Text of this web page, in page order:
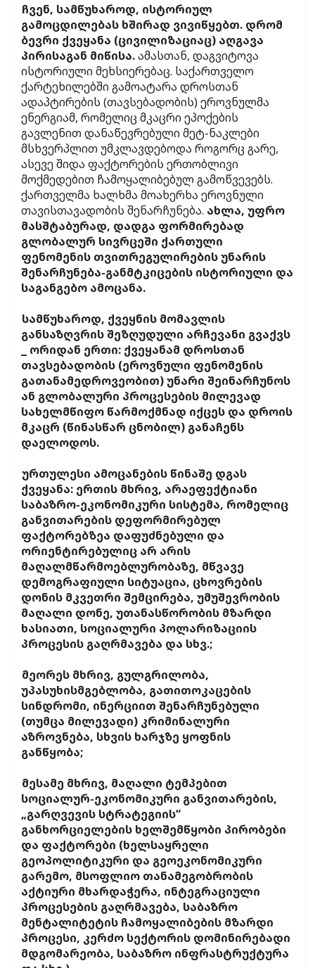
ჩვენ, სამწუხაროდ, ისტორიულ
გამოცდილებას ხშირად ვივიწყებთ. დრომ
ბევრი ქვეყანა (ცივილიზაციაც) აღგავა
პირისაგან მიწისა.ამასთან, დაგვიტოვა
ისტორიული მეხსიერებაც. საქართველო
ქარტეხილებში გამოატარა დროსთან
ადაპტირების (თავსებადობის) ეროვნულმა
ენერგიამ, რომელიც მკაცრი ეპოქების
გავლენით დანაწევრებული მეტ-ნაკლები
მსხვერპლით უმკლავდებოდა როგორც გარე,
ასევე შიდა ფაქტორების ერთობლივი
მოქმედებით ჩამოყალიბებულ გამოწვევებს.
ქართველმა ხალხმა მოახერხა ეროვნული
თავისთავადობის შენარჩუნება. ახლა, უფრო
მასშტაბურად, დადგა ფორმირებად
გლობალურ სივრცეში ქართული
ფენომენის თვითრეგულირების უნარის
შენარჩუნება-განმტკიცების ისტორიული და
საგანგებო ამოცანა.
სამწუხაროდ, ქვეყნის მომავლის
განსაზღვრის შეზღუდული არჩევანი გვაქვს
_ ორიდან ერთი: ქვეყანამ დროსთან
თავსებადობის (ეროვნული ფენომენის
გათანამედროვეობით) უნარი შეინარჩუნოს
ან გლობალური პროცესების მილევად
სახელმწიფო წარმოქმნად იქცეს და დროის
მკაცრ (წინასწარ ცნობილ) განაჩენს
დაელოდოს.
ურთულესი ამოცანების წინაშე დგას
ქვეყანა: ერთის მხრივ, არაეფექტიანი
საბაზრო-ეკონომიკური სისტემა, რომელიც
განვითარების დეფორმირებულ
ფაქტორებზეა დაფუძნებული და
ორიენტირებულიც არ არის
მაღალმწარმოებლურობაზე, მწვავე
დემოგრაფიული სიტუაცია, ცხოვრების
დონის მკვეთრი შემცირება, უმუშევრობის
მაღალი დონე, უთანასწორობის მზარდი
ხასიათი, სოციალური პოლარიზაციის
პროცესის გაღრმავება და სხვ.;
მეორეს მხრივ, გულგრილობა,
უპასუხისმგებლობა, გათითოკაცების
სინდრომი, ინერციით შენარჩუნებული
(თუმცა მილევადი) კრიმინალური
აზროვნება, სხვის ხარჯზე ყოფნის
განწყობა;
მესამე მხრივ, მაღალი ტემპებით
სოციალურ-ეკონომიკური განვითარების,
„გარღვევის სტრატეგიის“
განხორციელების ხელშემწყობი პირობები
და ფაქტორები (ხელსაყრელი
გეოპოლიტიკური და გეოეკონომიკური
გარემო, მსოფლიო თანამეგობრობის
აქტიური მხარდაჭერა, ინტეგრაციული
პროცესების გაღრმავება, საბაზრო
მენტალიტეტის ჩამოყალიბების მზარდი
პროცესი, კერძო სექტორის დომინირებადი
მდგომარეობა, საბაზრო ინფრასტრუქტურა